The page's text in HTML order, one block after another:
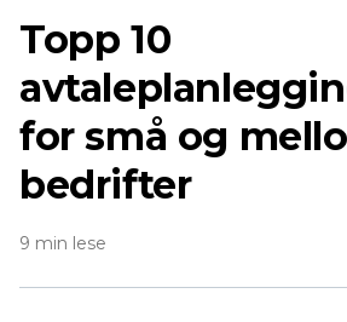
Topp 10
for små og
bedrifter
9 min lese